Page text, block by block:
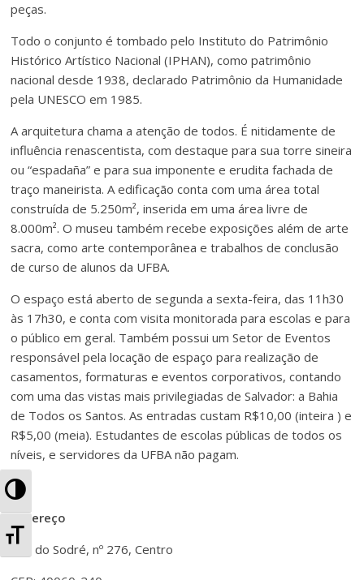
A
t
A
peças.
Todo o conjunto é tombado pelo Instituto do Patrimônio
Histórico Artístico Nacional (IPHAN), como patrimônio
nacional desde 1938, declarado Patrimônio da Humanidade
pela UNESCO em 1985.
A arquitetura chama a atenção de todos. É nitidamente de
influência renascentista, com destaque para sua torre sineira
ou “espadaña” e para sua imponente e erudita fachada de
traço maneirista. A edificação conta com uma área total
construída de 5.250m², inserida em uma área livre de
8.000m². O museu também recebe exposições além de arte
sacra, como arte contemporânea e trabalhos de conclusão
de curso de alunos da UFBA.
O espaço está aberto de segunda a sexta-feira, das 11h30
às 17h30, e conta com visita monitorada para escolas e para
o público em geral. Também possui um Setor de Eventos
responsável pela locação de espaço para realização de
casamentos, formaturas e eventos corporativos, contando
com uma das vistas mais privilegiadas de Salvador: a Bahia
de Todos os Santos. As entradas custam R$10,00 (inteira ) e
R$5,00 (meia). Estudantes de escolas públicas de todos os
níveis, e servidores da UFBA não pagam.
Endereço
Rua do Sodré, nº 276, Centro